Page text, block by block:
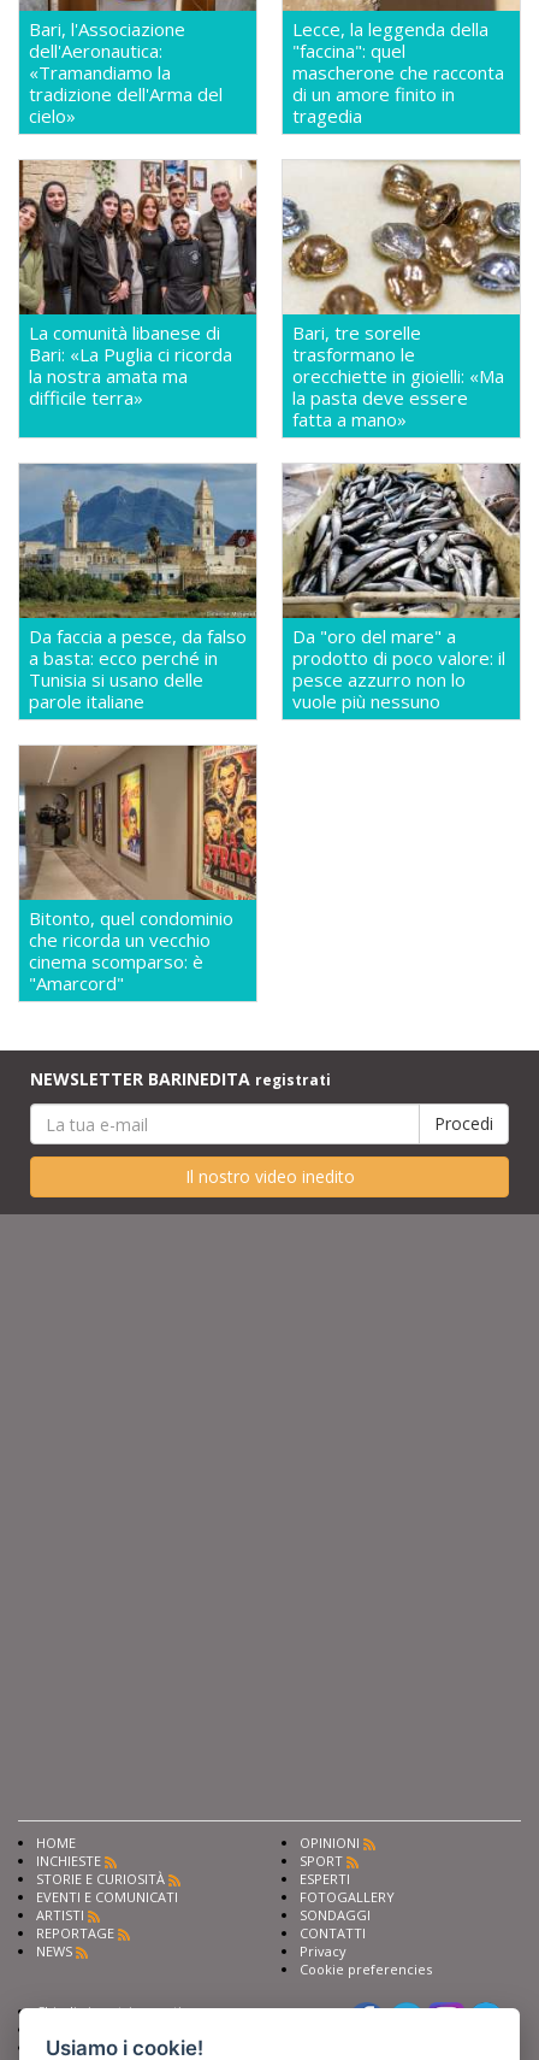
Bari, l'Associazione
dell'Aeronautica:
«Tramandiamo la
tradizione dell'Arma del
cielo»
Lecce, la leggenda della
"faccina": quel
mascherone che racconta
di un amore finito in
tragedia
La comunità libanese di
Bari: «La Puglia ci ricorda
la nostra amata ma
difficile terra»
Bari, tre sorelle
trasformano le
orecchiette in gioielli: «Ma
la pasta deve essere
fatta a mano»
Da faccia a pesce, da falso
a basta: ecco perché in
Tunisia si usano delle
parole italiane
Da "oro del mare" a
prodotto di poco valore: il
pesce azzurro non lo
vuole più nessuno
Bitonto, quel condominio
che ricorda un vecchio
cinema scomparso: è
"Amarcord"
NEWSLETTER BARINEDITA registrati
Il nostro video inedito
HOME
INCHIESTE
STORIE E CURIOSITÀ
EVENTI E COMUNICATI
ARTISTI
REPORTAGE
NEWS
OPINIONI
SPORT
ESPERTI
FOTOGALLERY
SONDAGGI
CONTATTI
Privacy
Cookie preferencies
Chiedi ai nostri esperti
Fai pubblicità con noi
Usiamo i cookie!